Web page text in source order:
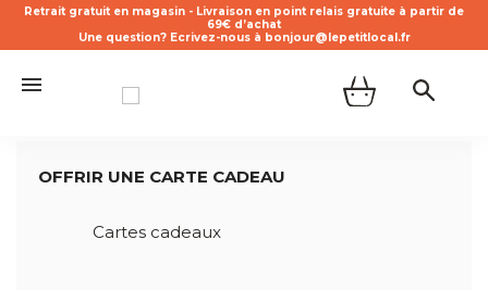
Retrait gratuit en magasin - Livraison en point relais gratuite à partir de
69€ d’achat
Une question? Ecrivez-nous à bonjour@lepetitlocal.fr
OFFRIR UNE CARTE CADEAU
Cartes cadeaux